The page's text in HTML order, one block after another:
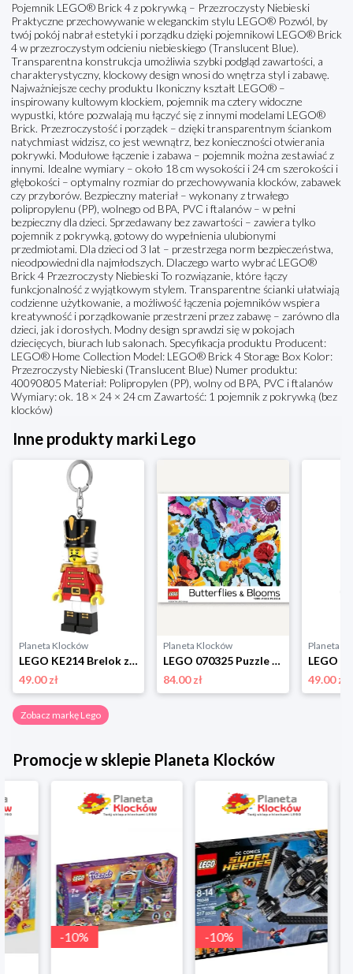
Pojemnik LEGO® Brick 4 z pokrywką – Przezroczysty Niebieski
Praktyczne przechowywanie w eleganckim stylu LEGO® Pozwól, by
twój pokój nabrał estetyki i porządku dzięki pojemnikowi LEGO® Brick
4 w przezroczystym odcieniu niebieskiego (Translucent Blue).
Transparentna konstrukcja umożliwia szybki podgląd zawartości, a
charakterystyczny, klockowy design wnosi do wnętrza styl i zabawę.
Najważniejsze cechy produktu Ikoniczny kształt LEGO® –
inspirowany kultowym klockiem, pojemnik ma cztery widoczne
wypustki, które pozwalają mu łączyć się z innymi modelami LEGO®
Brick. Przezroczystość i porządek – dzięki transparentnym ściankom
natychmiast widzisz, co jest wewnątrz, bez konieczności otwierania
pokrywki. Modułowe łączenie i zabawa – pojemnik można zestawiać z
innymi. Idealne wymiary – około 18 cm wysokości i 24 cm szerokości i
głębokości – optymalny rozmiar do przechowywania klocków, zabawek
czy przyborów. Bezpieczny materiał – wykonany z trwałego
polipropylenu (PP), wolnego od BPA, PVC i ftalanów – w pełni
bezpieczny dla dzieci. Sprzedawany bez zawartości – zawiera tylko
pojemnik z pokrywką, gotowy do wypełnienia ulubionymi
przedmiotami. Dla dzieci od 3 lat – przestrzega norm bezpieczeństwa,
nieodpowiedni dla najmłodszych. Dlaczego warto wybrać LEGO®
Brick 4 Przezroczysty Niebieski To rozwiązanie, które łączy
funkcjonalność z wyjątkowym stylem. Transparentne ścianki ułatwiają
codzienne użytkowanie, a możliwość łączenia pojemników wspiera
kreatywność i porządkowanie przestrzeni przez zabawę – zarówno dla
dzieci, jak i dorosłych. Modny design sprawdzi się w pokojach
dziecięcych, biurach lub salonach. Specyfikacja produktu Producent:
LEGO® Home Collection Model: LEGO® Brick 4 Storage Box Kolor:
Przezroczysty Niebieski (Translucent Blue) Numer produktu:
40090805 Materiał: Polipropylen (PP), wolny od BPA, PVC i ftalanów
Wymiary: ok. 18 × 24 × 24 cm Zawartość: 1 pojemnik z pokrywką (bez
klocków)
Inne produkty marki Lego
Planeta Klocków
LEGO KE214 Brelok z latarką Dziadek do orzechów Lego
49.00 zł
Planeta Klocków
LEGO 070325 Puzzle Butterflies & Blooms (1000 elementów) Lego
84.00 zł
Planeta
49.00 zł
Zobacz markę Lego
Promocje w sklepie Planeta Klocków
-10 -10